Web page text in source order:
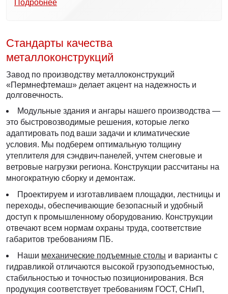
Подробнее
Стандарты качества
металлоконструкций
Завод по производству металлоконструкций
«Пермнефтемаш» делает акцент на надежность и
долговечность.
Модульные здания и ангары нашего производства —
это быстровозводимые решения, которые легко
адаптировать под ваши задачи и климатические
условия. Мы подберем оптимальную толщину
утеплителя для сэндвич-панелей, учтем снеговые и
ветровые нагрузки региона. Конструкции рассчитаны на
многократную сборку и демонтаж.
Проектируем и изготавливаем площадки, лестницы и
переходы, обеспечивающие безопасный и удобный
доступ к промышленному оборудованию. Конструкции
отвечают всем нормам охраны труда, соответствие
габаритов требованиям ПБ.
Наши механические подъемные столы и варианты с
гидравликой отличаются высокой грузоподъемностью,
стабильностью и точностью позиционирования. Вся
продукция соответствует требованиям ГОСТ, СНиП,